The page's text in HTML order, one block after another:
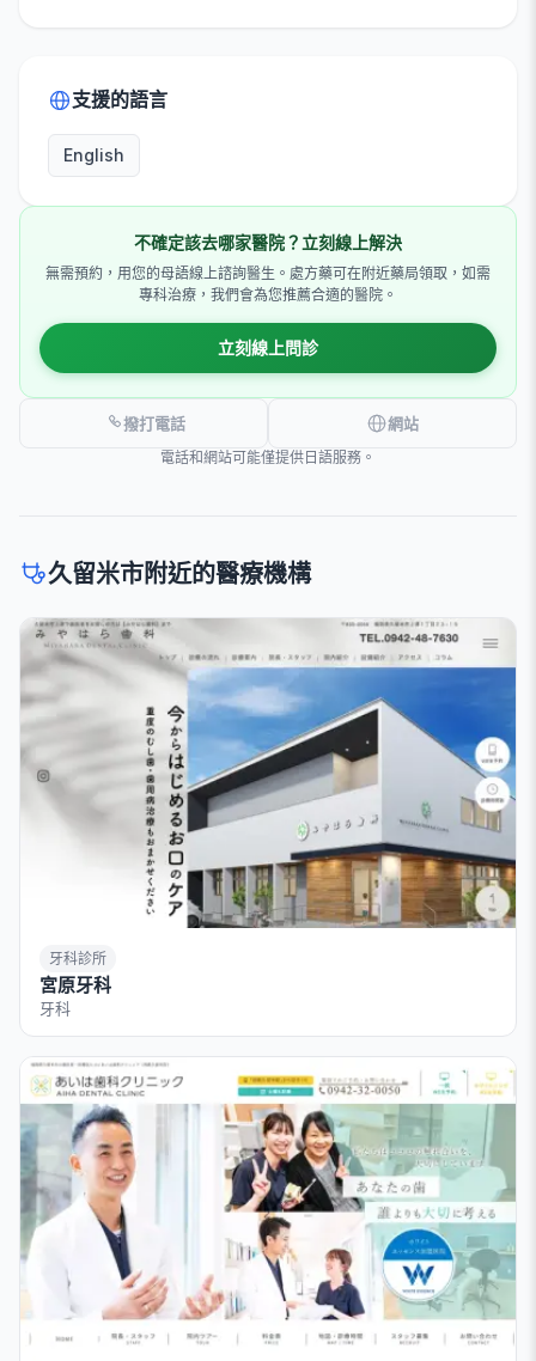
支援的語言
English
不確定該去哪家醫院？立刻線上解決
無需預約，用您的母語線上諮詢醫生。處方藥可在附近藥局領取，如需
專科治療，我們會為您推薦合適的醫院。
立刻線上問診
撥打電話 網站
電話和網站可能僅提供日語服務。
久留米市附近的醫療機構
牙科診所
宮原牙科
牙科